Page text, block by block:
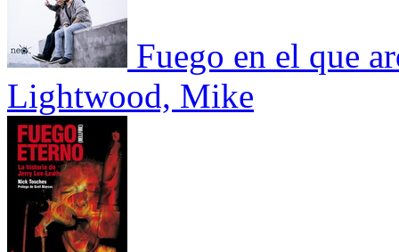
Fuego en el que
Lightwood, Mike